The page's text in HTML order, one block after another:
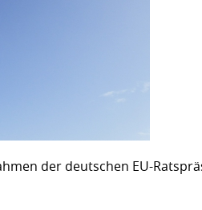
der deutschen EU-